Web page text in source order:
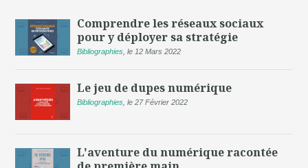
Comprendre les réseaux sociaux
pour y déployer sa stratégie
Bibliographies ,le 12 Mars 2022
Le jeu de dupes numérique
Bibliographies ,le 27 Février 2022
L'aventure du numérique racontée